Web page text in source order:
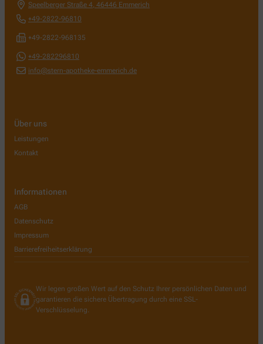
Speelberger Straße 4, 46446 Emmerich
+49-2822-96810
+49-2822-968135
+49-282296810
info@stern-apotheke-emmerich.de
Über uns
Leistungen
Kontakt
Informationen
AGB
Datenschutz
Impressum
Barrierefreiheitserklärung
Wir legen großen Wert auf den Schutz Ihrer persönlichen Daten und
garantieren die sichere Übertragung durch eine SSL-
Verschlüsselung.